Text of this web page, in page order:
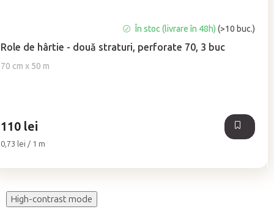
Role de hârtie - două straturi, perforate 70, 3 buc
70 cm x 50 m
medie
a
produsului
stele.
În stoc (livrare în 48h)(>10 buc.)
110 lei
Evaluare
0,73 lei / 1 m
High-contrast mode